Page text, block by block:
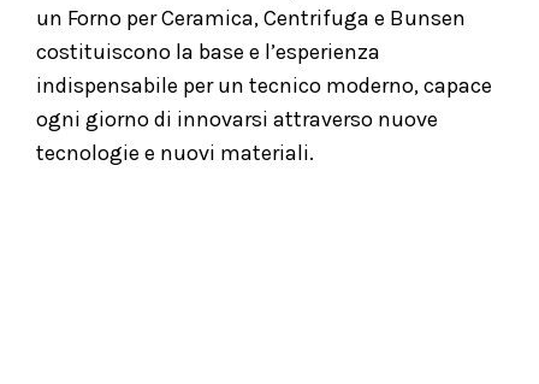
un Forno per Ceramica, Centrifuga e Bunsen
costituiscono la base e l’esperienza
indispensabile per un tecnico moderno, capace
ogni giorno di innovarsi attraverso nuove
tecnologie e nuovi materiali.